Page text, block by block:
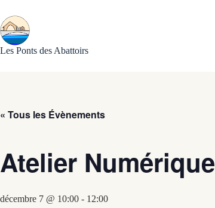
au
contenu
Les Ponts des Abattoirs
« Tous les Évènements
Atelier Numérique
décembre 7 @ 10:00 - 12:00